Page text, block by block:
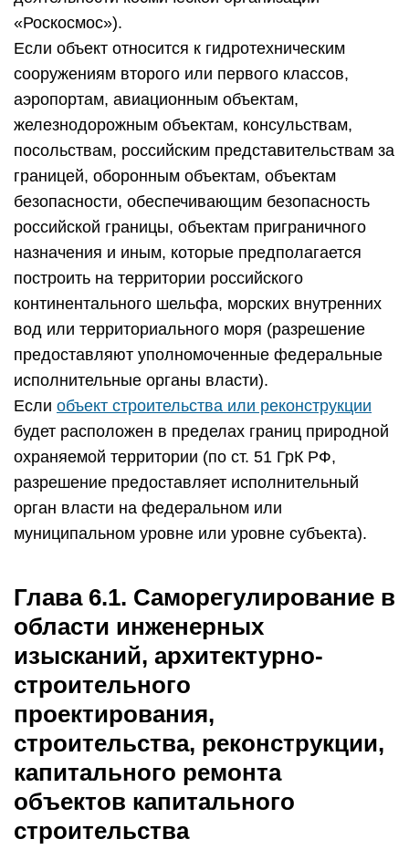
«Роскосмос»).
Если объект относится к гидротехническим
сооружениям второго или первого классов,
аэропортам, авиационным объектам,
железнодорожным объектам, консульствам,
посольствам, российским представительствам за
границей, оборонным объектам, объектам
безопасности, обеспечивающим безопасность
российской границы, объектам приграничного
назначения и иным, которые предполагается
построить на территории российского
континентального шельфа, морских внутренних
вод или территориального моря (разрешение
предоставляют уполномоченные федеральные
исполнительные органы власти).
Если объект строительства или реконструкции
будет расположен в пределах границ природной
охраняемой территории (по ст. 51 ГрК РФ,
разрешение предоставляет исполнительный
орган власти на федеральном или
муниципальном уровне или уровне субъекта).
Глава 6.1. Саморегулирование в
области инженерных
изысканий, архитектурно-
строительного
проектирования,
строительства, реконструкции,
капитального ремонта
объектов капитального
строительства